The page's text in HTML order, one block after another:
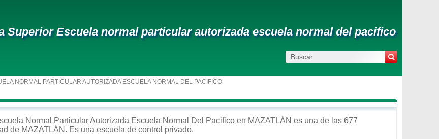
Superior Escuela normal particular autorizada escuela normal del pacifico
NORMAL PARTICULAR AUTORIZADA ESCUELA NORMAL DEL PACIFICO
Normal Particular Autorizada Escuela Normal Del Pacifico en MAZATLÁN es una de las 677
de MAZATLÁN . Es una escuela de control privado.